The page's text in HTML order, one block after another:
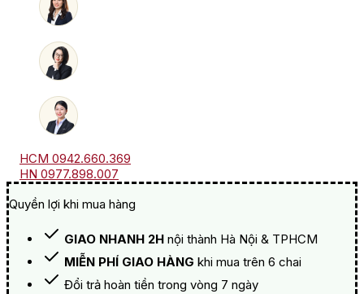
HCM 0942.660.369
HN 0977.898.007
Quyền lợi khi mua hàng
GIAO NHANH 2H nội thành Hà Nội & TPHCM
MIỄN PHÍ GIAO HÀNG khi mua trên 6 chai
Đổi trả hoàn tiền trong vòng 7 ngày